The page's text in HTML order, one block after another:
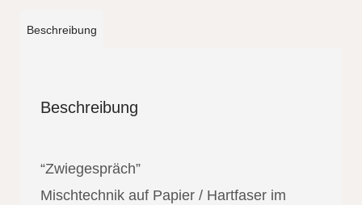
Beschreibung
Beschreibung
“Zwiegespräch”
Mischtechnik auf Papier / Hartfaser im